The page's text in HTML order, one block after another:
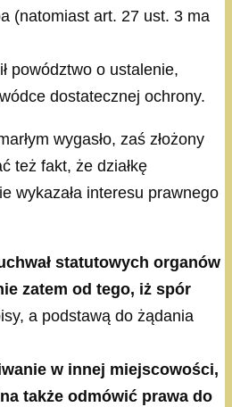
(natomiast art. 27 ust. 3 ma
powództwo o ustalenie,
dostatecznej ochrony.
wygasło, zaś złożony
też fakt, że działkę
wykazała interesu prawnego
statutowych organów
zatem od tego, iż spór
a podstawą do żądania
w innej miejscowości,
także odmówić prawa do